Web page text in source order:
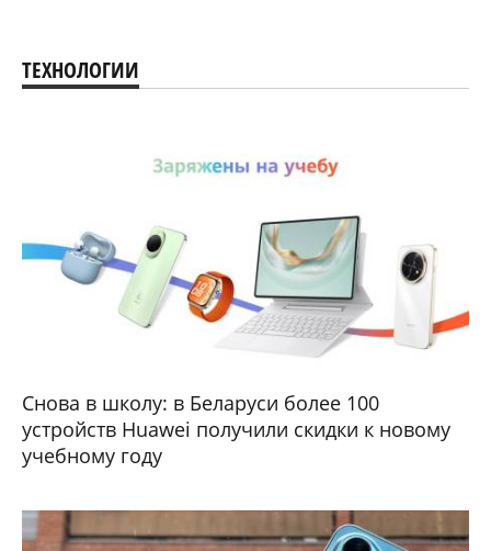
ТЕХНОЛОГИИ
Снова в школу: в Беларуси более 100
устройств Huawei получили скидки к новому
учебному году